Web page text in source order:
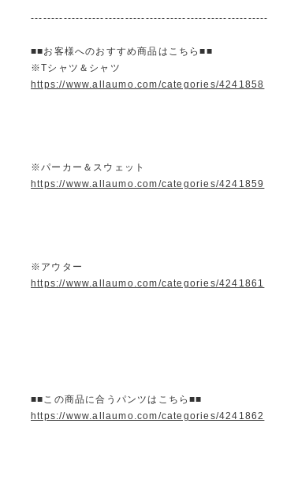
----------------------------------------------------------
■■お客様へのおすすめ商品はこちら■■
※Tシャツ＆シャツ
https://www.allaumo.com/categories/4241858
※パーカー＆スウェット
https://www.allaumo.com/categories/4241859
※アウター
https://www.allaumo.com/categories/4241861
■■この商品に合うパンツはこちら■■
https://www.allaumo.com/categories/4241862